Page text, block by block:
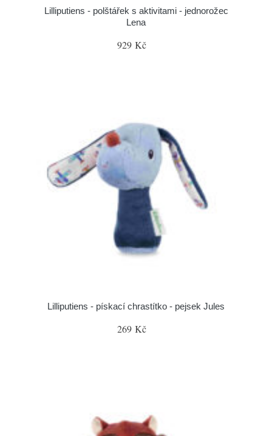
Lilliputiens - polštářek s aktivitami - jednorožec
Lena
929 Kč
Lilliputiens - pískací chrastítko - pejsek Jules
269 Kč